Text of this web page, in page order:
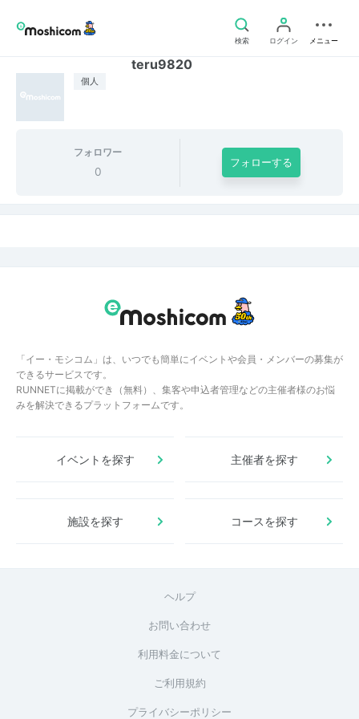
検索 ログイン メニュー
個人
teru9820
フォロワー
0
フォローする
「イー・モシコム」は、いつでも簡単にイベントや会員・メンバーの募集が
できるサービスです。
RUNNETに掲載ができ（無料）、集客や申込者管理などの主催者様のお悩
みを解決できるプラットフォームです。
イベントを探す 主催者を探す
施設を探す コースを探す
ヘルプ
お問い合わせ
利用料金について
ご利用規約
プライバシーポリシー